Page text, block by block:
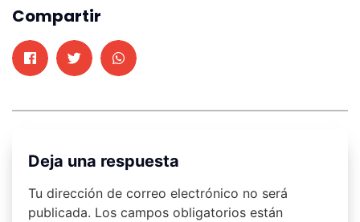
Compartir
Deja una respuesta
Tu dirección de correo electrónico no será
publicada. Los campos obligatorios están